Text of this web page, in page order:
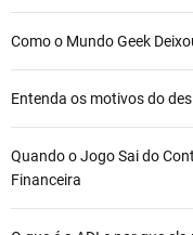
Como o Mundo Geek
Entenda os motivos do
Quando o Jogo Sai do
Financeira